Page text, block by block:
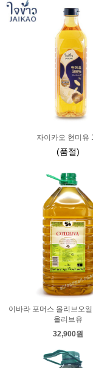
자이카오 현미유
(품절)
이바라 포머스 올리브오
올리브유
32,900원